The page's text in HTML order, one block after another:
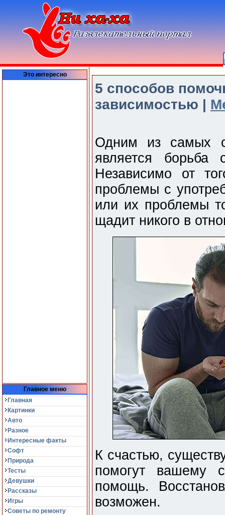
Это интересно
Главное меню
Главная
Картинки
Авто
Разное
Интересные факты
Софт
Природа
Тесты
Девушки
Рассказы
Игры
Советы по ремонту
5 способов
зависимостью |
Одним из самых
является борьба
Независимо от
проблемы с
или их проблемы
щадит никого в
К счастью,
помогут вашему
помощь.
возможен.